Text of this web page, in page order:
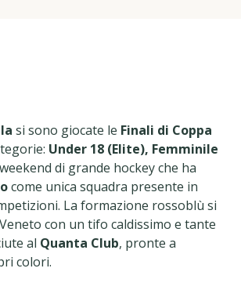
si sono giocate le Finali di Coppa
Under 18 (Elite), Femminile
di grande hockey che ha
come unica squadra presente in
La formazione rossoblù si
con un tifo caldissimo e tante
al Quanta Club, pronte a
colori.